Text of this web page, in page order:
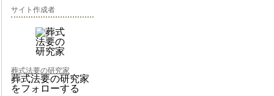
サイト作成者
葬式法要の研究家
葬式法要の研究家
をフォローする